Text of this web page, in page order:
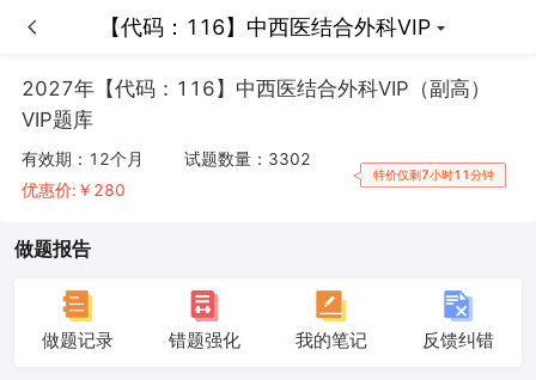
【代码：116】中西医结合外科VIP
【代码：116】中西医结合外科VIP
2027年【代码：116】中西医结合外科VIP（副高）
VIP题库
有效期： 12个月
优惠价:￥ 280
试题数量： 3302
特价仅剩7小时11分钟
做题报告
做题记录 错题强化 我的笔记 反馈纠错